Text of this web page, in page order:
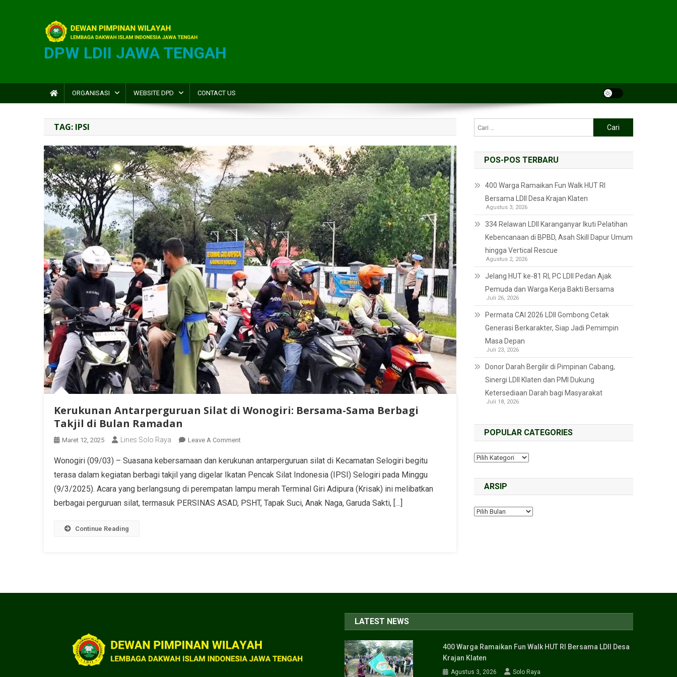
DPW LDII JAWA TENGAH
ORGANISASI WEBSITE DPD CONTACT US
TAG: IPSI
Kerukunan Antarperguruan Silat di Wonogiri: Bersama-Sama Berbagi
Takjil di Bulan Ramadan
Maret 12, 2025 Lines Solo Raya Leave A Comment
Wonogiri (09/03) – Suasana kebersamaan dan kerukunan antarperguruan silat di Kecamatan Selogiri begitu
terasa dalam kegiatan berbagi takjil yang digelar Ikatan Pencak Silat Indonesia (IPSI) Selogiri pada Minggu
(9/3/2025). Acara yang berlangsung di perempatan lampu merah Terminal Giri Adipura (Krisak) ini melibatkan
berbagai perguruan silat, termasuk PERSINAS ASAD, PSHT, Tapak Suci, Anak Naga, Garuda Sakti, […]
Continue Reading
POS-POS TERBARU
400 Warga Ramaikan Fun Walk HUT RI
Bersama LDII Desa Krajan Klaten
Agustus 3, 2026
334 Relawan LDII Karanganyar Ikuti Pelatihan
Kebencanaan di BPBD, Asah Skill Dapur Umum
hingga Vertical Rescue
Agustus 2, 2026
Jelang HUT ke-81 RI, PC LDII Pedan Ajak
Pemuda dan Warga Kerja Bakti Bersama
Juli 26, 2026
Permata CAI 2026 LDII Gombong Cetak
Generasi Berkarakter, Siap Jadi Pemimpin
Masa Depan
Juli 23, 2026
Donor Darah Bergilir di Pimpinan Cabang,
Sinergi LDII Klaten dan PMI Dukung
Ketersediaan Darah bagi Masyarakat
Juli 18, 2026
POPULAR CATEGORIES
ARSIP
LATEST NEWS
400 Warga Ramaikan Fun Walk HUT RI Bersama LDII Desa
Krajan Klaten
Agustus 3, 2026 Solo Raya